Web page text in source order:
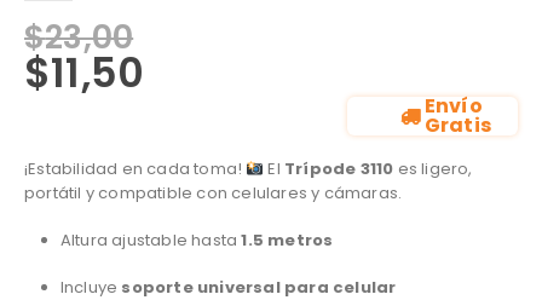
$23,00
$11,50
Envío
Gratis
¡Estabilidad en cada toma! El Trípode 3110 es ligero,
portátil y compatible con celulares y cámaras.
Altura ajustable hasta1.5 metros
Incluye soporte universal para celular